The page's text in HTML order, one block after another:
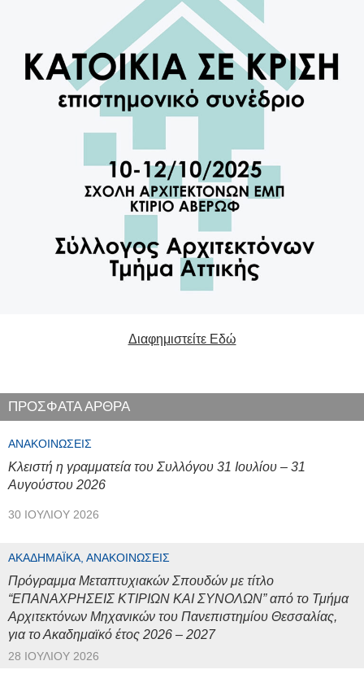
Διαφημιστείτε Εδώ
ΠΡΟΣΦΑΤΑ ΑΡΘΡΑ
ΑΝΑΚΟΙΝΏΣΕΙΣ
Κλειστή η γραμματεία του Συλλόγου 31 Ιουλίου – 31
Αυγούστου 2026
30 ΙΟΥΛΊΟΥ 2026
ΑΚΑΔΗΜΑΪΚΆ, ΑΝΑΚΟΙΝΏΣΕΙΣ
Πρόγραμμα Μεταπτυχιακών Σπουδών με τίτλο
“ΕΠΑΝΑΧΡΗΣΕΙΣ ΚΤΙΡΙΩΝ ΚΑΙ ΣΥΝΟΛΩΝ” από το Τμήμα
Αρχιτεκτόνων Μηχανικών του Πανεπιστημίου Θεσσαλίας,
για το Ακαδημαϊκό έτος 2026 – 2027
28 ΙΟΥΛΊΟΥ 2026